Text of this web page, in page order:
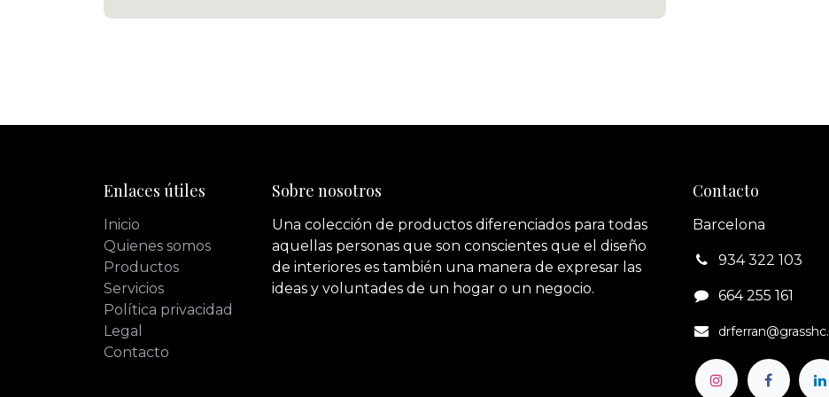
Enlaces útiles
Inicio
Quienes somos
Productos
Servicios
Política privacidad
Legal
Contacto
Sobre nosotros
Una colección de productos diferenciados para todas
aquellas personas que son conscientes que el diseño
de interiores es también una manera de expresar las
ideas y voluntades de un hogar o un negocio.
Contacto
Barcelona
934 322 103
664 255 161‬